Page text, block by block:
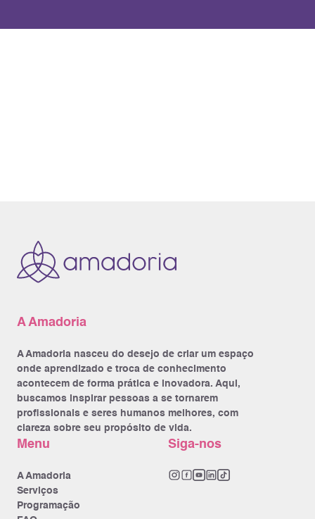
A Amadoria
A Amadoria nasceu do desejo de criar um espaço
onde aprendizado e troca de conhecimento
acontecem de forma prática e inovadora. Aqui,
buscamos inspirar pessoas a se tornarem
profissionais e seres humanos melhores, com
clareza sobre seu propósito de vida.
Menu
A Amadoria
Serviços
Programação
Siga-nos